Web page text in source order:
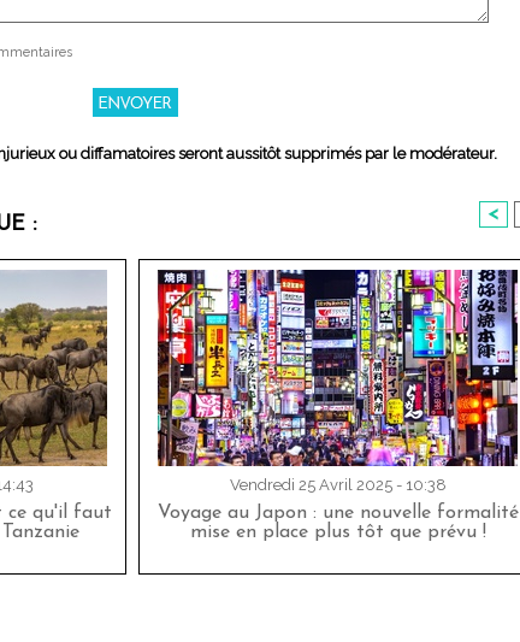
ou diffamatoires seront aussitôt supprimés par le modérateur.
: <
ce qu'il faut
Vendredi 25 Avril 2025 - 10:38
Voyage au Japon : une nouvelle formalité
mise en place plus tôt que prévu !